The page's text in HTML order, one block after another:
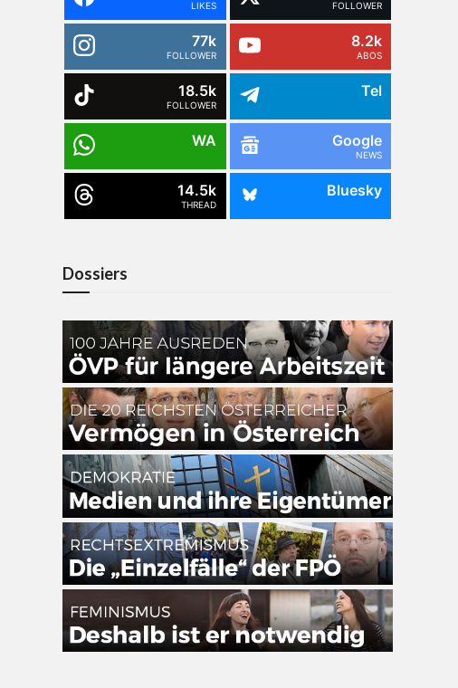
LIKES FOLLOWER
77k
FOLLOWER
8.2k
ABOS
18.5k
FOLLOWER
Tel
WA Google
NEWS
14.5k
THREAD
Bluesky
Dossiers